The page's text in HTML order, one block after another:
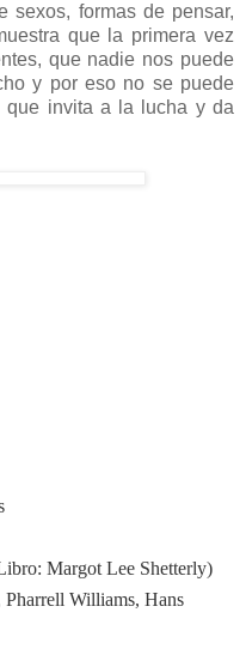
formas de pensar,
que la primera vez
que nadie nos puede
y por eso no se puede
que invita a la lucha y da
Margot Lee Shetterly)
Pharrell Williams, Hans